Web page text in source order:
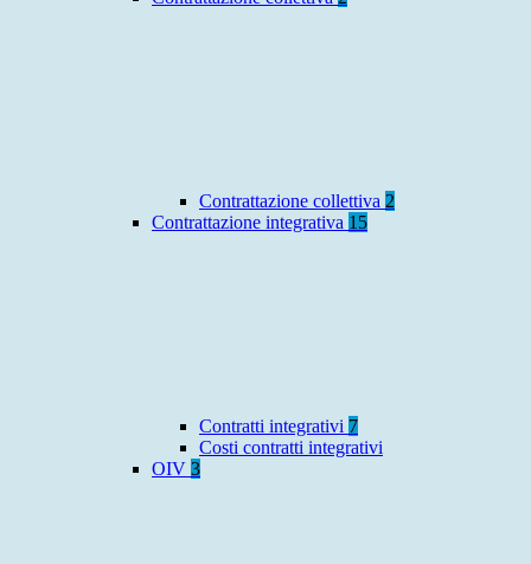
Contrattazione collettiva 2
Contrattazione integrativa 15
Contratti integrativi 7
Costi contratti integrativi
OIV 3